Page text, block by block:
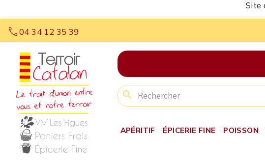
Site
call04 34 12 35 39
search
APÉRITIF ÉPICERIE FINE POISSON